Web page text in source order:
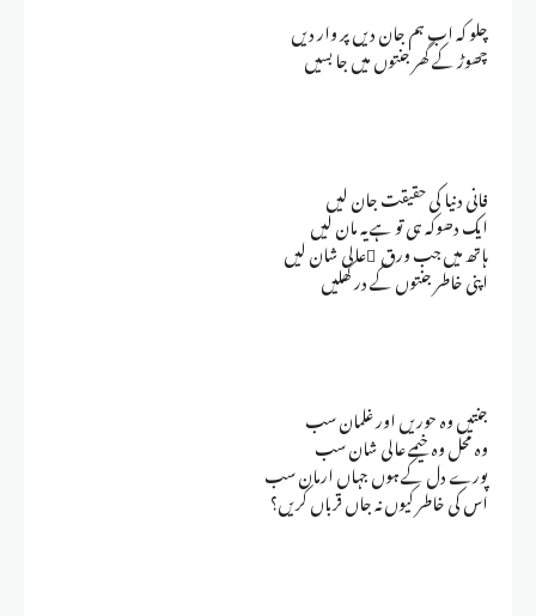
چلو کہ اب ہم جان دیں پر وار دیں
چھوڑ کے گھر جنتوں میں جا بسیں
فانی دنیا کی حقیقت جان لیں
ایک دھوکہ ہی تو ہے یہ مان لیں
ہاتھ میں جب ورق ِعالی شان لیں
اپنی خاطر جنتوں کے در کھلیں
جنتیں وہ حوریں اور غلمان سب
وہ محل وہ خیمے عالی شان سب
پورے دل کے ہوں جہاں ارمان سب
اس کی خاطر کیوں نہ جاں قرباں کریں؟